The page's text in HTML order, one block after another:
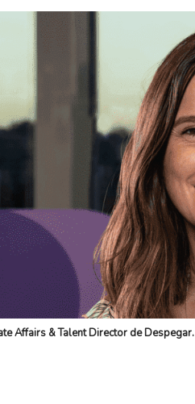
Affairs & Talent Director de Despegar.